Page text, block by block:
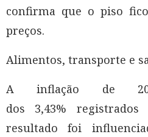
confirma que o piso
preços.
Alimentos, transporte e
A inflação de
dos 3,43%
resultado foi